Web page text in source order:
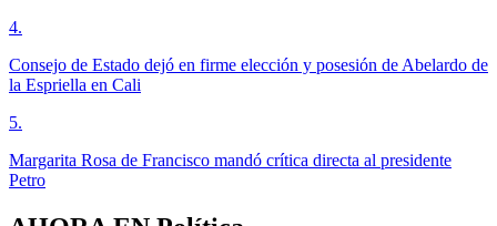
4.
Consejo de Estado dejó en firme elección y posesión de Abelardo de
la Espriella en Cali
5.
Margarita Rosa de Francisco mandó crítica directa al presidente
Petro